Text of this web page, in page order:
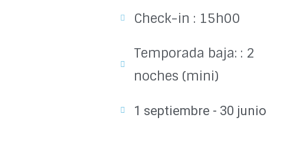
Check-in : 15h00
Temporada baja: : 2
noches (mini)
1 septiembre - 30 junio